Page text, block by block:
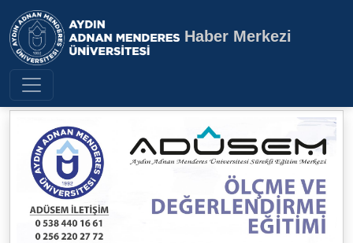
Aydın Adnan Menderes
Haber Merkezi